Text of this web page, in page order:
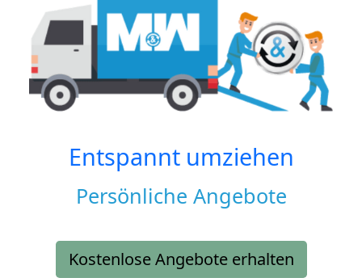
Entspannt umziehen
Persönliche Angebote
Kostenlose Angebote erhalten